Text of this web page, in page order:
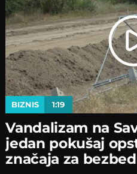
BIZNIS 1:19
Vandalizam na
јedan pokušaј
značaјa za